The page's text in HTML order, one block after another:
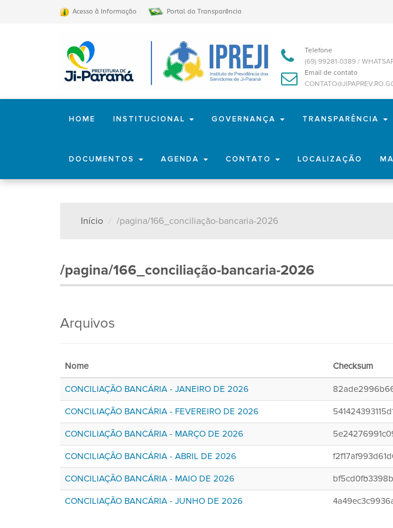
Acesso à Informação Portal da Transparência
Telefone
(69) 99281-0389 /
Email de contato
HOME INSTITUCIONAL GOVERNANÇA TRANSPARÊNCIA
DOCUMENTOS AGENDA CONTATO LOCALIZAÇÃO
Início /pagina/166_conciliação-bancaria-2026
/pagina/166_conciliação-bancaria-2026
Arquivos
Nome Checksum
CONCILIAÇÃO BANCÁRIA - JANEIRO DE 2026
CONCILIAÇÃO BANCÁRIA - FEVEREIRO DE 2026
CONCILIAÇÃO BANCÁRIA - MARÇO DE 2026
CONCILIAÇÃO BANCÁRIA - ABRIL DE 2026
CONCILIAÇÃO BANCÁRIA - MAIO DE 2026
CONCILIAÇÃO BANCÁRIA - JUNHO DE 2026